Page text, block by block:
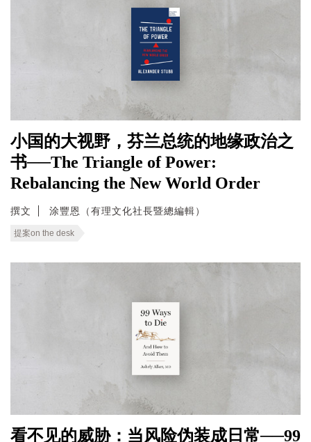
小国的大视野，芬兰总统的地缘政治之
书──The Triangle of Power:
Rebalancing the New World Order
撰文 涂豐恩（有理文化社長暨總編輯）
提案on the desk
看不见的威胁：当风险伪装成日常──99